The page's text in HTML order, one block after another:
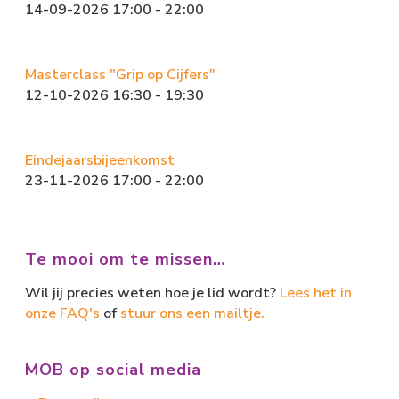
14-09-2026 17:00 - 22:00
Masterclass "Grip op Cijfers"
12-10-2026 16:30 - 19:30
Eindejaarsbijeenkomst
23-11-2026 17:00 - 22:00
Te mooi om te missen…
Wil jij precies weten hoe je lid wordt? Lees het in
onze FAQ's of stuur ons een mailtje.
MOB op social media